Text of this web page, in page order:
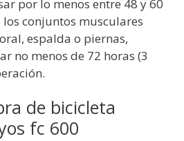
por lo menos entre 48 y 60
conjuntos musculares
espalda o piernas,
no menos de 72 horas (3
de bicicleta
fc 600